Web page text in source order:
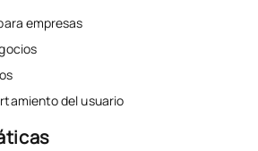
empresas
del usuario